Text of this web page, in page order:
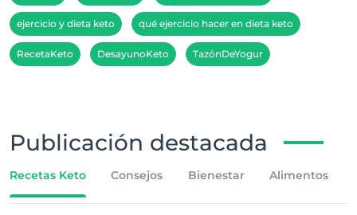
ejercicio y dieta keto qué ejercicio hacer en dieta keto
RecetaKeto DesayunoKeto TazónDeYogur
Publicación destacada
Recetas Keto Consejos Bienestar Alimentos